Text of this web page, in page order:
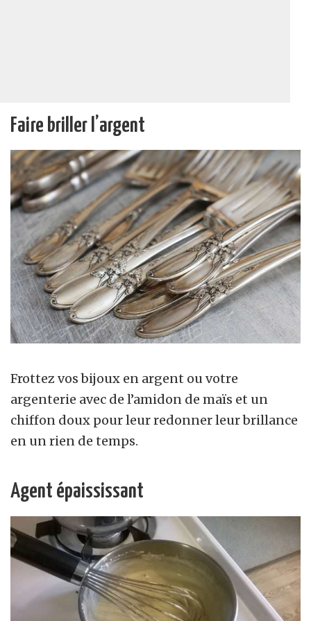
Faire briller l’argent
Frottez vos bijoux en argent ou votre
argenterie avec de l’amidon de maïs et un
chiffon doux pour leur redonner leur brillance
en un rien de temps.
Agent épaississant